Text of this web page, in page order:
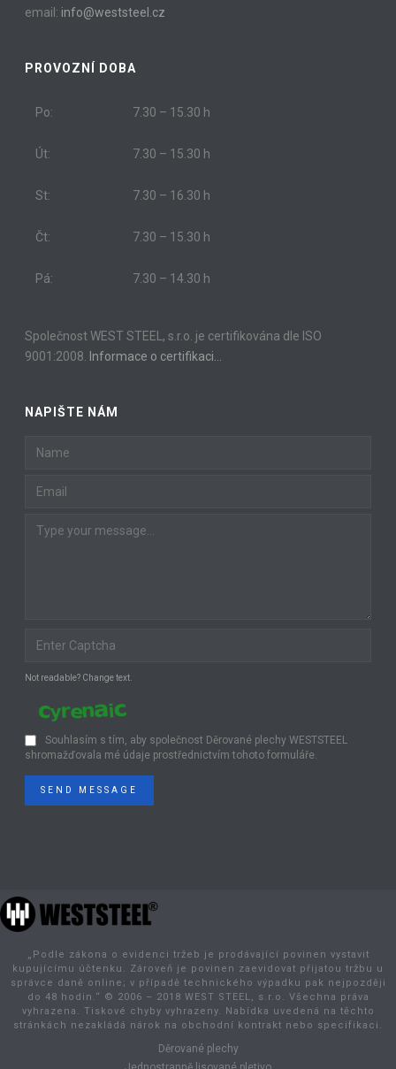
email: info@weststeel.cz
PROVOZNÍ DOBA
Po: 7.30 – 15.30 h
Út: 7.30 – 15.30 h
St: 7.30 – 16.30 h
Čt: 7.30 – 15.30 h
Pá: 7.30 – 14.30 h
Společnost WEST STEEL, s.r.o. je certifikována dle ISO
9001:2008.
Informace o certifikaci…
NAPIŠTE NÁM
Not readable? Change text.
Souhlasím s tím, aby společnost Děrované plechy WESTSTEEL
shromažďovala mé údaje prostřednictvím tohoto formuláře.
SEND MESSAGE
„Podle zákona o evidenci tržeb je prodávající povinen vystavit
kupujícímu účtenku. Zároveň je povinen zaevidovat přijatou tržbu u
správce daně online; v případě technického výpadku pak nejpozději
do 48 hodin.“ © 2006 – 2018 WEST STEEL, s.r.o. Všechna práva
vyhrazena. Tiskové chyby vyhrazeny. Nabídka uvedená na těchto
stránkách nezakládá nárok na obchodní kontrakt nebo specifikaci.
Děrované plechy